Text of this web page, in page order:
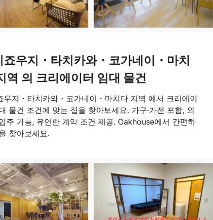
죠우지・타치카와・코가네이・마치
역 의 크리에이터 임대 물건
우지・타치카와・코가네이・마치다 지역 에서 크리에이
물건 조건에 맞는 집을 찾아보세요. 가구·가전 포함, 외
주 가능, 유연한 계약 조건 제공. Oakhouse에서 간편하
찾아보세요.